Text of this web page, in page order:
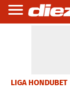
LIGA HONDUBET